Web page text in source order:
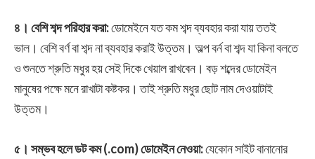
৪। বেশি শব্দ পরিহার করা:ডোমেইনে যত কম শব্দ ব্যবহার করা যায় ততই
ভাল। বেশি বর্ণ বা শব্দ না ব্যবহার করাই উত্তম। অল্প বর্ন বা শব্দ যা কিনা বলতে
ও শুনতে শ্রুতি মধুর হয় সেই দিকে খেয়াল রাখবেন। বড় শব্দের ডোমেইন
মানুষের পক্ষে মনে রাখাটা কষ্টকর। তাই শ্রুতি মধুর ছোট নাম দেওয়াটাই
উত্তম।
৫। সম্ভব হলে ডট কম (.com) ডোমেইন নেওয়া:যেকোন সাইট বানানোর